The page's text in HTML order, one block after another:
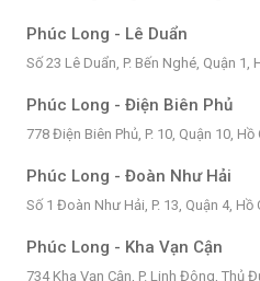
Phúc Long - Lê Duẩn
Số 23 Lê Duẩn, P. Bến Nghé, Quận 1,
Phúc Long - Điện Biên Phủ
778 Điện Biên Phủ, P. 10, Quận 10, Hồ
Phúc Long - Đoàn Như Hải
Số 1 Đoàn Như Hải, P. 13, Quận 4, Hồ
Phúc Long - Kha Vạn Cận
734 Kha Vạn Cận, P. Linh Đông, Thủ